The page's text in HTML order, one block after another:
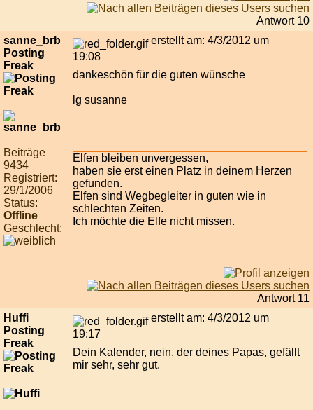
Antwort 10
sanne_brb
Posting
Freak
Beiträge
9434
Registriert:
29/1/2006
Status:
Offline
Geschlecht:
erstellt am: 4/3/2012 um
19:08
dankeschön für die guten wünsche
lg susanne
Elfen bleiben unvergessen,
haben sie erst einen Platz in deinem Herzen
gefunden.
Elfen sind Wegbegleiter in guten wie in
schlechten Zeiten.
Ich möchte die Elfe nicht missen.
Antwort 11
Huffi
Posting
Freak
erstellt am: 4/3/2012 um
19:17
Dein Kalender, nein, der deines Papas, gefällt
mir sehr, sehr gut.